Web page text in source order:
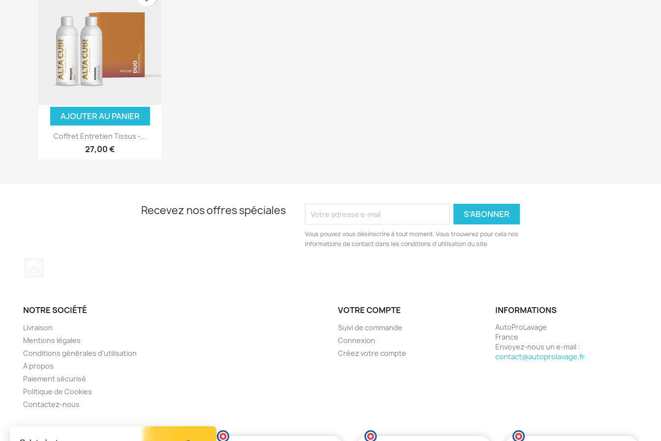
AJOUTER AU PANIER
Coffret Entretien Tissus -...
27,00 €
Recevez nos offres spéciales
Vous pouvez vous désinscrire à tout moment. Vous trouverez pour cela nos
informations de contact dans les conditions d'utilisation du site.
NOTRE SOCIÉTÉ
Livraison
Mentions légales
Conditions générales d'utilisation
A propos
Paiement sécurisé
Politique de Cookies
Contactez-nous
VOTRE COMPTE
Suivi de commande
Connexion
Créez votre compte
INFORMATIONS
AutoProLavage
France
Envoyez-nous un e-mail :
contact@autoprolavage.fr